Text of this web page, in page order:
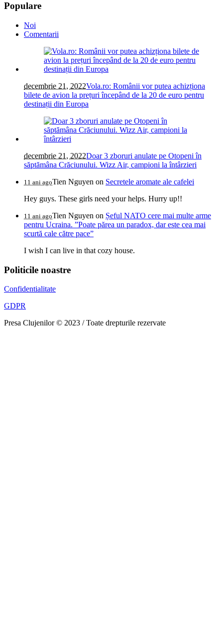
Populare
Noi
Comentarii
decembrie 21, 2022Vola.ro: Românii vor putea achizționa
bilete de avion la prețuri începând de la 20 de euro pentru
destinații din Europa
decembrie 21, 2022Doar 3 zboruri anulate pe Otopeni în
săptămâna Crăciunului. Wizz Air, campioni la întârzieri
11 ani agoTien Nguyen on Secretele aromate ale cafelei
Hey guys. These girls need your helps. Hurry up!!
11 ani agoTien Nguyen on Șeful NATO cere mai multe arme
pentru Ucraina. ”Poate părea un paradox, dar este cea mai
scurtă cale către pace”
I wish I can live in that cozy house.
Politicile noastre
Confidentialitate
GDPR
Presa Clujenilor © 2023 / Toate drepturile rezervate